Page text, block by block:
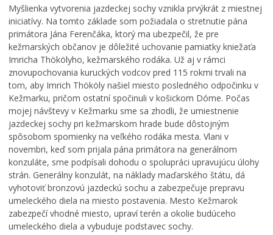
Myšlienka vytvorenia jazdeckej sochy vznikla prvýkrát z miestnej
iniciatívy. Na tomto základe som požiadala o stretnutie pána
primátora Jána Ferenčáka, ktorý ma ubezpečil, že pre
kežmarských občanov je dôležité uchovanie pamiatky kniežaťa
Imricha Thökölyho, kežmarského rodáka. Už aj v rámci
znovupochovania kuruckých vodcov pred 115 rokmi trvali na
tom, aby Imrich Thököly našiel miesto posledného odpočinku v
Kežmarku, pričom ostatní spočinuli v košickom Dóme. Počas
mojej návštevy v Kežmarku sme sa zhodli, že umiestnenie
jazdeckej sochy pri kežmarskom hrade bude dôstojným
spôsobom spomienky na veľkého rodáka mesta. Vlani v
novembri, keď som prijala pána primátora na generálnom
konzuláte, sme podpísali dohodu o spolupráci upravujúcu úlohy
strán. Generálny konzulát, na náklady maďarského štátu, dá
vyhotoviť bronzovú jazdeckú sochu a zabezpečuje prepravu
umeleckého diela na miesto postavenia. Mesto Kežmarok
zabezpečí vhodné miesto, upraví terén a okolie budúceho
umeleckého diela a vybuduje podstavec sochy.
i
s
k
o
v
K
e
ž
m
a
r
k
u
m
e
n
í
p
r
a
t
r
í
K
e
ž
m
a
r
k
u
,
k
a
t
a
s
t
m
:
K
o
s
t
o
l
N
a
j
s
v
ä
t
e
j
š
e